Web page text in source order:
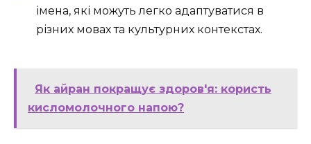
імена, які можуть легко адаптуватися в
різних мовах та культурних контекстах.
Як айран покращує здоров'я: користь
кисломолочного напою?